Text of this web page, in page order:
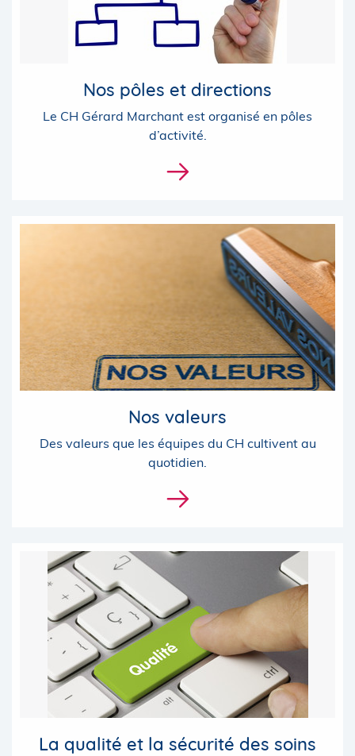
Nos pôles et directions
Le CH Gérard Marchant est organisé en pôles
d’activité.
Nos valeurs
Des valeurs que les équipes du CH cultivent au
quotidien.
La qualité et la sécurité des soins